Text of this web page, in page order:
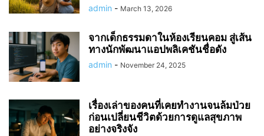
admin - March 13, 2026
จากเด็กธรรมดาในห้องเรียนคอม สู่เส้น
ทางนักพัฒนาแอปพลิเคชันชื่อดัง
admin - November 24, 2025
เรื่องเล่าของคนที่เคยทำงานจนล้มป่วย
ก่อนเปลี่ยนชีวิตด้วยการดูแลสุขภาพ
อย่างจริงจัง